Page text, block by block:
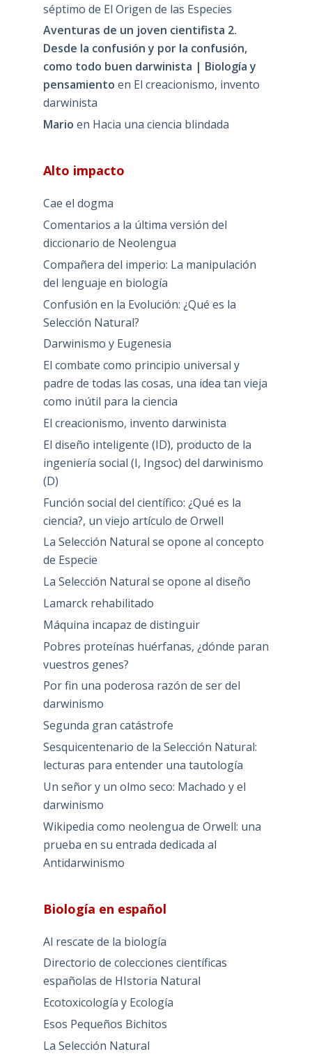
séptimo de El Origen de las Especies
Aventuras de un joven cientifista 2.
Desde la confusión y por la confusión,
como todo buen darwinista | Biología y
pensamiento en El creacionismo, invento
darwinista
Mario en Hacia una ciencia blindada
Alto impacto
Cae el dogma
Comentarios a la última versión del
diccionario de Neolengua
Compañera del imperio: La manipulación
del lenguaje en biología
Confusión en la Evolución: ¿Qué es la
Selección Natural?
Darwinismo y Eugenesia
El combate como principio universal y
padre de todas las cosas, una idea tan vieja
como inútil para la ciencia
El creacionismo, invento darwinista
El diseño inteligente (ID), producto de la
ingeniería social (I, Ingsoc) del darwinismo
(D)
Función social del científico: ¿Qué es la
ciencia?, un viejo artículo de Orwell
La Selección Natural se opone al concepto
de Especie
La Selección Natural se opone al diseño
Lamarck rehabilitado
Máquina incapaz de distinguir
Pobres proteínas huérfanas, ¿dónde paran
vuestros genes?
Por fin una poderosa razón de ser del
darwinismo
Segunda gran catástrofe
Sesquicentenario de la Selección Natural:
lecturas para entender una tautología
Un señor y un olmo seco: Machado y el
darwinismo
Wikipedia como neolengua de Orwell: una
prueba en su entrada dedicada al
Antidarwinismo
Biología en español
Al rescate de la biología
Directorio de colecciones científicas
españolas de HIstoria Natural
Ecotoxicología y Ecología
Esos Pequeños Bichitos
La Selección Natural